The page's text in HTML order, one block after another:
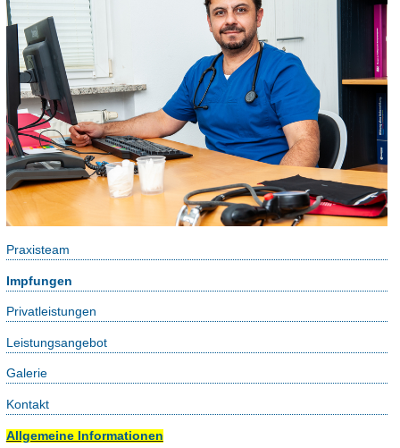
Praxisteam
Impfungen
Privatleistungen
Leistungsangebot
Galerie
Kontakt
Allgemeine Informationen